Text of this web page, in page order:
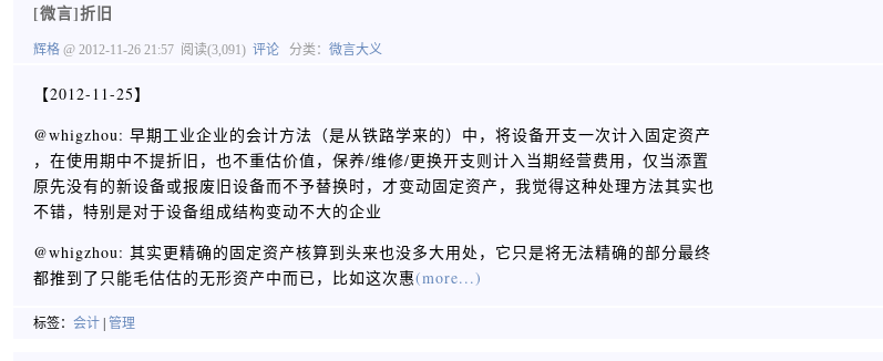
[微言]折旧
辉格 @ 2012-11-26 21:57 阅读(3,091) 评论 分类： 微言大义
【2012-11-25】
@whigzhou: 早期工业企业的会计方法（是从铁路学来的）中，将设备开支一次计入固定资产
，在使用期中不提折旧，也不重估价值，保养/维修/更换开支则计入当期经营费用，仅当添置
原先没有的新设备或报废旧设备而不予替换时，才变动固定资产，我觉得这种处理方法其实也
不错，特别是对于设备组成结构变动不大的企业
@whigzhou: 其实更精确的固定资产核算到头来也没多大用处，它只是将无法精确的部分最终
都推到了只能毛估估的无形资产中而已，比如这次惠(more...)
标签： 会计 管理